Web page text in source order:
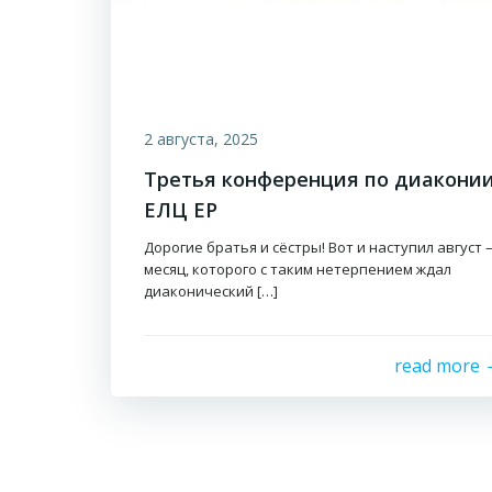
2 августа, 2025
Третья конференция по
ЕЛЦ ЕР
Дорогие братья и сёстры! Вот и наступил август
месяц, которого с таким нетерпением ждал
диаконический […]
read more